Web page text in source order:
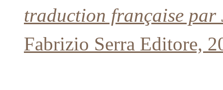
traduction française par
Fabrizio Serra Editore,